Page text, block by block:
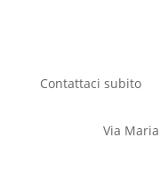
Contattaci subito
Via